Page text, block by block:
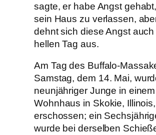
sagte, er habe Angst
sein Haus zu verlassen,
dehnt sich diese Angst
hellen Tag aus.
Am Tag des Buffalo-
Samstag, dem 14. Mai,
neunjähriger Junge in einem
Wohnhaus in Skokie,
erschossen; ein
wurde bei derselben